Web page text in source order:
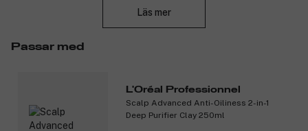
Dermatologiskt testad och med professionell standard.
Rengör bort produktrester, svett och olja.
Innehåller 4 % AHA och kolsyra.
Läs mer
Passar med
L'Oréal Professionnel
Scalp Advanced Anti-Oiliness 2-in-1
Deep Purifier Clay 250ml